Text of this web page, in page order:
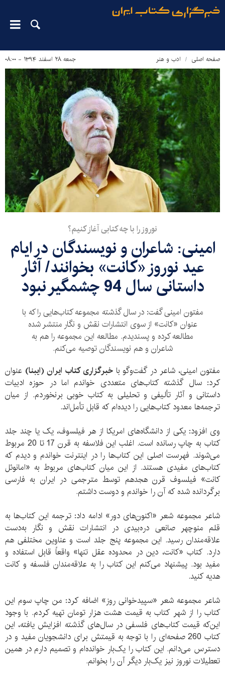
صفحه اصلی ادب و هنر جمعه ۲۸ اسفند ۱۳۹۴ - ۰۸:۰۰
نوروز را با چه کتابی آغاز کنیم؟
امینی: شاعران و نویسندگان در ایام
عید نوروز «کانت» بخوانند/ آثار
داستانی سال 94 چشمگیر نبود
مفتون امینی گفت: در سال گذشته مجموعه کتاب‌هایی را که با
عنوان «کانت» از سوی انتشارات نقش و نگار منتشر شده
مطالعه کرده و پسندیدم. مطالعه این مجموعه را هم به
شاعران و هم نویسندگان توصیه می‌کنم.
مفتون امینی، شاعر در گفت‌وگو باخبرگزاری کتاب ایران (ایبنا) عنوان
کرد: سال گذشته کتاب‌های متعددی خواندم اما در حوزه ادبیات
داستانی و آثار تألیفی و تحلیلی به کتاب خوبی برنخوردم. از میان
ترجمه‌ها معدود کتاب‌هایی را دیده‌ام که قابل تأمل‌اند.
وی افزود: یکی از دانشگاه‌های امریکا از هر فیلسوف، یک یا چند جلد
کتاب به چاپ رسانده است. اغلب این فلاسفه به قرن 17 تا 20 مربوط
می‌شوند. فهرست اصلی این کتاب‌ها را در اینترنت خواندم و دیدم که
کتاب‌های مفیدی هستند. از این میان کتاب‌های مربوط به «امانوئل
کانت» فیلسوف قرن هجدهم توسط مترجمی در ایران به فارسی
برگردانده شده که آن را خواندم و دوست داشتم.
شاعر مجموعه شعر «اکنون‌های دور» ادامه داد: ترجمه این کتاب‌ها به
قلم منوچهر صانعی دره‌بیدی در انتشارات نقش و نگار به‌دست
علاقه‌مندان رسید. این مجموعه پنج جلد است و عناوین مختلفی هم
دارد. کتاب «کانت، دین در محدوده عقل تنها» واقعاً قابل استفاده و
مفید بود. پیشنهاد می‌کنم این کتاب را به علاقه‌مندان فلسفه و کانت
هدیه کنید.
شاعر مجموعه شعر «سپیدخوانی روز» اضافه کرد: من چاپ سوم این
کتاب را از شهر کتاب به قیمت هشت هزار تومان تهیه کردم. با وجود
این‌که قیمت کتاب‌های فلسفی در سال‌های گذشته افزایش یافته، این
کتاب 260 صفحه‌ای را با توجه به قیمتش برای دانشجویان مفید و در
دسترس می‌دانم. این کتاب را یک‌بار خوانده‌ام و تصمیم دارم در همین
تعطیلات نوروز نیز یک‌بار دیگر آن را بخوانم.